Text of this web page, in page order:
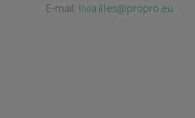
E-mail: livia.illes@propro.eu